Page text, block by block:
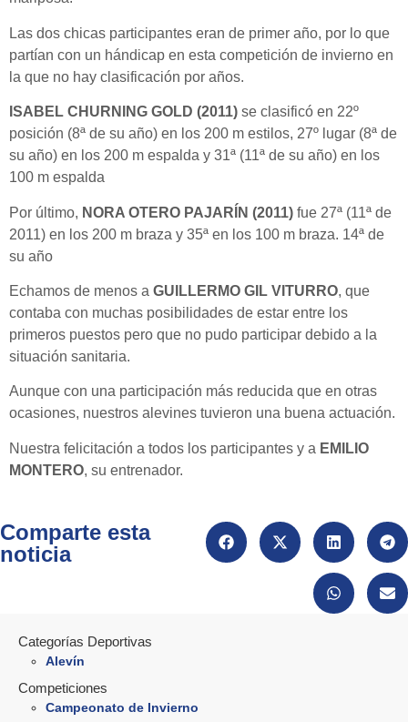
Las dos chicas participantes eran de primer año, por lo que
partían con un hándicap en esta competición de invierno en
la que no hay clasificación por años.
ISABEL CHURNING GOLD (2011) se clasificó en 22º
posición (8ª de su año) en los 200 m estilos, 27º lugar (8ª de
su año) en los 200 m espalda y 31ª (11ª de su año) en los
100 m espalda
Por último, NORA OTERO PAJARÍN (2011) fue 27ª (11ª de
2011) en los 200 m braza y 35ª en los 100 m braza. 14ª de
su año
Echamos de menos a GUILLERMO GIL VITURRO, que
contaba con muchas posibilidades de estar entre los
primeros puestos pero que no pudo participar debido a la
situación sanitaria.
Aunque con una participación más reducida que en otras
ocasiones, nuestros alevines tuvieron una buena actuación.
Nuestra felicitación a todos los participantes y a EMILIO
MONTERO, su entrenador.
Comparte esta
noticia
Categorías Deportivas
Alevín
Competiciones
Campeonato de Invierno